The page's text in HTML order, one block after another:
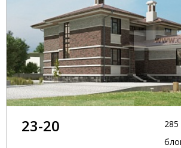
23-20
285